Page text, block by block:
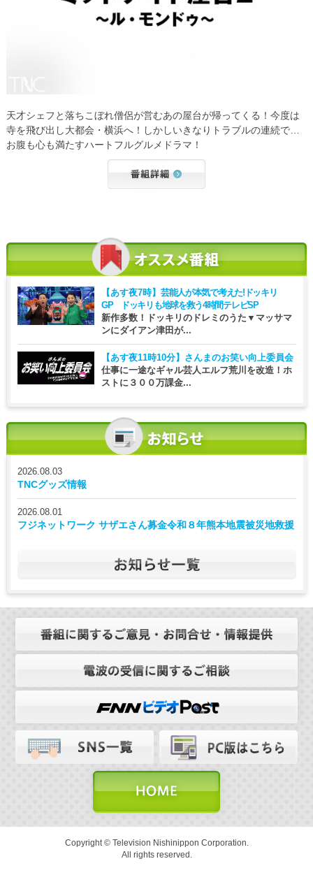
天才シェフと落ちこぼれ僧侶が営むあの屋台が帰ってくる！今度は
寺を飛び出し大都会・横浜へ！しかしいきなりトラブルの連続で…
お腹も心も満たすハートフルグルメドラマ！
【あす夜7時】 芸能人が本気で考えた!ドッキリ
GP ドッキリも地球を救う4時間テレビSP
新作多数！ドッキリのドレミのうた▼マッサマ
ンにダイアン津田が...
【あす夜11時10分】 さんまのお笑い向上委員会
仕事に一途なギャル芸人エルフ荒川を改造！ホ
ストに３００万課金...
2026.08.03
TNCグッズ情報
2026.08.01
フジネットワーク サザエさん募金令和８年熊本地震被災地救援
Copyright © Television Nishinippon Corporation.
All rights reserved.